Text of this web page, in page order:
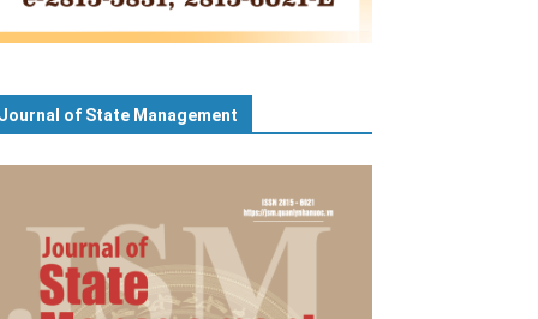
Journal of State Management